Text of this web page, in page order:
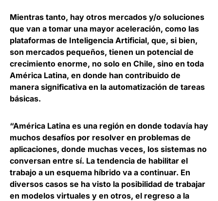
Mientras tanto, hay otros mercados y/o soluciones
que van a tomar una mayor aceleración, como las
plataformas de Inteligencia Artificial, que, si bien,
son mercados pequeños, tienen un potencial de
crecimiento enorme, no solo en Chile, sino en toda
América Latina, en donde han contribuido de
manera significativa en la automatización de tareas
básicas.
“América Latina es una región en donde todavía hay
muchos desafíos por resolver en problemas de
aplicaciones, donde muchas veces, los sistemas no
conversan entre sí. La tendencia de habilitar el
trabajo a un esquema híbrido va a continuar. En
diversos casos se ha visto la posibilidad de trabajar
en modelos virtuales y en otros, el regreso a la